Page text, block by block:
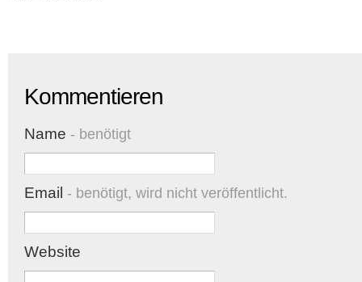
Kommentieren
Name - benötigt
Email - benötigt, wird nicht veröffentlicht.
Website